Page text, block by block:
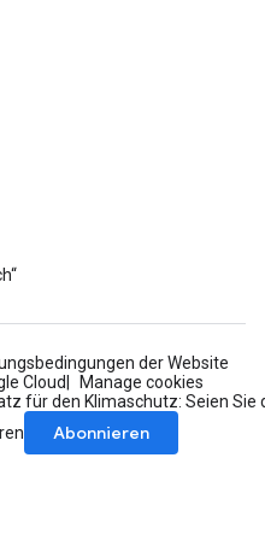
der Website
Cloud
Manage cookies
für den Klimaschutz: Seien Sie
Abonnieren